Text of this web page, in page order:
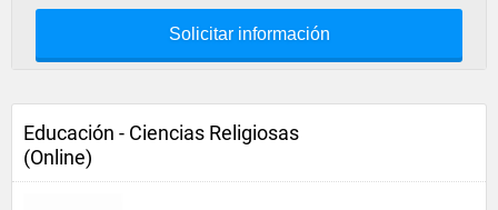
Solicitar información
Educación - Ciencias Religiosas
(Online)